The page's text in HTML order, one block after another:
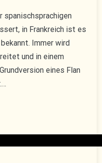
spanischsprachigen
in Frankreich ist es
Immer wird
und in einem
eines Flan